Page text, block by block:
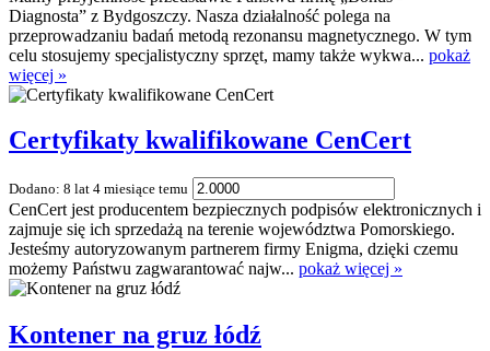
Diagnosta” z Bydgoszczy. Nasza działalność polega na
przeprowadzaniu badań metodą rezonansu magnetycznego. W tym
celu stosujemy specjalistyczny sprzęt, mamy także wykwa... pokaż
więcej »
Certyfikaty kwalifikowane CenCert
Dodano: 8 lat 4 miesiące temu
CenCert jest producentem bezpiecznych podpisów elektronicznych i
zajmuje się ich sprzedażą na terenie województwa Pomorskiego.
Jesteśmy autoryzowanym partnerem firmy Enigma, dzięki czemu
możemy Państwu zagwarantować najw... pokaż więcej »
Kontener na gruz łódź